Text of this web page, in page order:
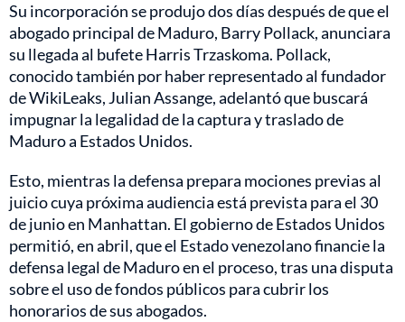
Su incorporación se produjo dos días después de que el
abogado principal de Maduro, Barry Pollack, anunciara
su llegada al bufete Harris Trzaskoma. Pollack,
conocido también por haber representado al fundador
de WikiLeaks, Julian Assange, adelantó que buscará
impugnar la legalidad de la captura y traslado de
Maduro a Estados Unidos.
Esto, mientras la defensa prepara mociones previas al
juicio cuya próxima audiencia está prevista para el 30
de junio en Manhattan. El gobierno de Estados Unidos
permitió, en abril, que el Estado venezolano financie la
defensa legal de Maduro en el proceso, tras una disputa
sobre el uso de fondos públicos para cubrir los
honorarios de sus abogados.